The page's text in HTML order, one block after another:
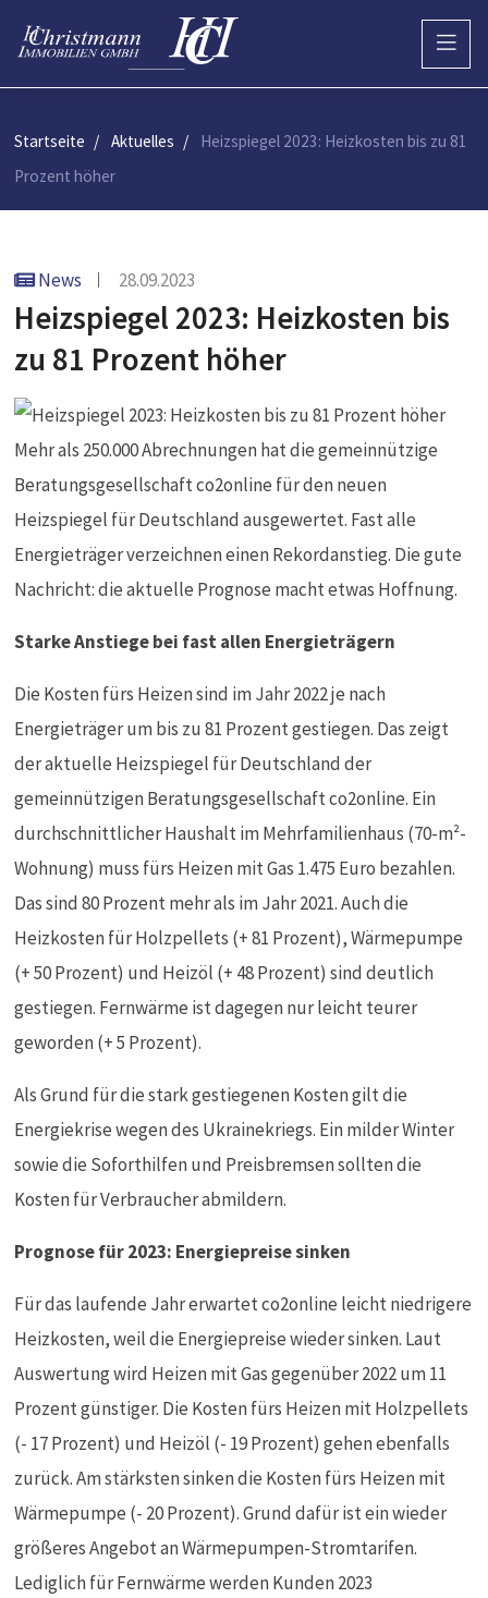
Startseite Aktuelles
Heizspiegel 2023: Heizkosten bis zu 81
Prozent höher
News 28.09.2023
Heizspiegel 2023: Heizkosten bis
zu 81 Prozent höher
Mehr als 250.000 Abrechnungen hat die gemeinnützige
Beratungsgesellschaft co2online für den neuen
Heizspiegel für Deutschland ausgewertet. Fast alle
Energieträger verzeichnen einen Rekordanstieg. Die gute
Nachricht: die aktuelle Prognose macht etwas Hoffnung.
Starke Anstiege bei fast allen Energieträgern
Die Kosten fürs Heizen sind im Jahr 2022 je nach
Energieträger um bis zu 81 Prozent gestiegen. Das zeigt
der aktuelle Heizspiegel für Deutschland der
gemeinnützigen Beratungsgesellschaft co2online. Ein
durchschnittlicher Haushalt im Mehrfamilienhaus (70-m²-
Wohnung) muss fürs Heizen mit Gas 1.475 Euro bezahlen.
Das sind 80 Prozent mehr als im Jahr 2021. Auch die
Heizkosten für Holzpellets (+ 81 Prozent), Wärmepumpe
(+ 50 Prozent) und Heizöl (+ 48 Prozent) sind deutlich
gestiegen. Fernwärme ist dagegen nur leicht teurer
geworden (+ 5 Prozent).
Als Grund für die stark gestiegenen Kosten gilt die
Energiekrise wegen des Ukrainekriegs. Ein milder Winter
sowie die Soforthilfen und Preisbremsen sollten die
Kosten für Verbraucher abmildern.
Prognose für 2023: Energiepreise sinken
Für das laufende Jahr erwartet co2online leicht niedrigere
Heizkosten, weil die Energiepreise wieder sinken. Laut
Auswertung wird Heizen mit Gas gegenüber 2022 um 11
Prozent günstiger. Die Kosten fürs Heizen mit Holzpellets
(- 17 Prozent) und Heizöl (- 19 Prozent) gehen ebenfalls
zurück. Am stärksten sinken die Kosten fürs Heizen mit
Wärmepumpe (- 20 Prozent). Grund dafür ist ein wieder
größeres Angebot an Wärmepumpen-Stromtarifen.
Lediglich für Fernwärme werden Kunden 2023